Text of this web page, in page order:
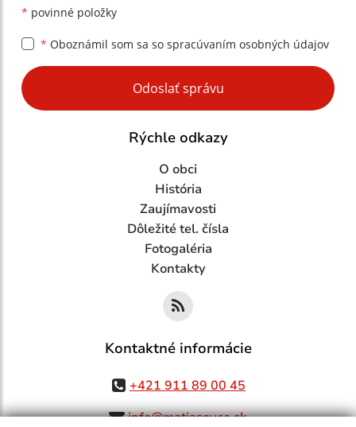
* povinné položky
* Oboznámil som sa so spracúvaním osobných údajov
Google reCaptcha Response
Odoslať správu
Rýchle odkazy
O obci
História
Zaujímavosti
Dôležité tel. čísla
Fotogaléria
Kontakty
Kontaktné informácie
+421 911 89 00 45
info@matiasovce.sk